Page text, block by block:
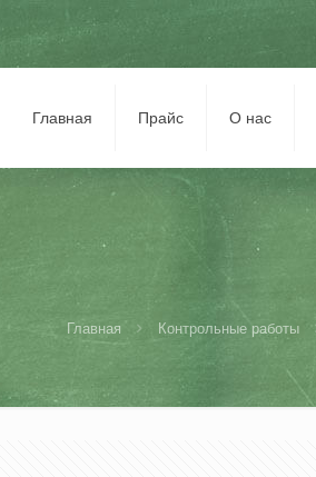
Главная Прайс О нас
Главная Контрольные работы